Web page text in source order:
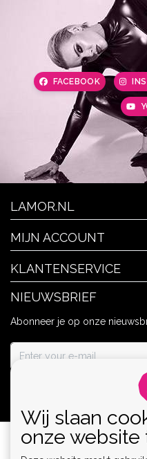
FACEBOOK
LAMOR.NL
MIJN ACCOUNT
KLANTENSERVICE
NIEUWSBRIEF
Abonneer je op onze
Wij slaan
onze website